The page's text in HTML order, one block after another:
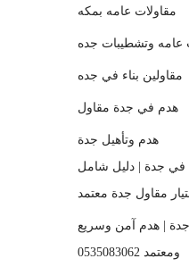
مقاولات عامه بمكه
عامه وتشطيبات جده
مقاولين بناء في جده
هدم في جدة مقاول
هدم وتأهيل جدة
في جدة | دليل شامل
مقاول جدة معتمد
| هدم آمن وسريع
ومعتمد 0535083062